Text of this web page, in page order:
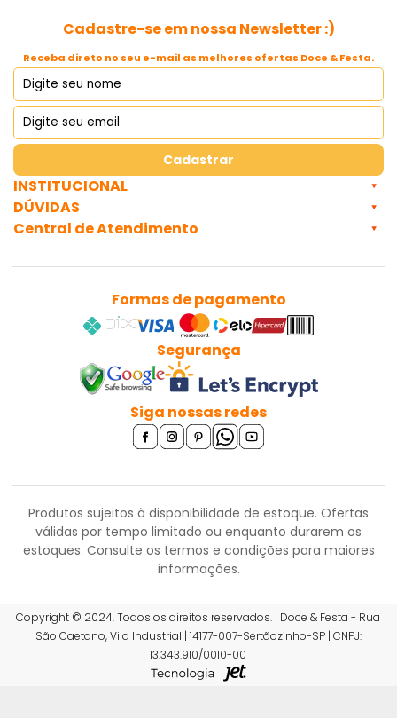
INSTITUCIONAL
DÚVIDAS
Central de Atendimento
Cadastre-se em nossa Newsletter :)
Receba direto no seu e-mail as melhores ofertas Doce & Festa.
Cadastrar
Formas de pagamento
Segurança
Siga nossas redes
Produtos sujeitos à disponibilidade de estoque. Ofertas
válidas por tempo limitado ou enquanto durarem os
estoques. Consulte os termos e condições para maiores
informações.
Copyright © 2024. Todos os direitos reservados. | Doce & Festa - Rua
São Caetano, Vila Industrial | 14177-007-Sertãozinho-SP | CNPJ:
13.343.910/0010-00
R$ 8,07
ou 6x de R$ 1,42 sem juros